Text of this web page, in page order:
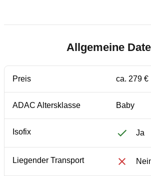
Allgemeine
Preis ca. 279 €
ADAC Altersklasse Baby
Isofix Ja
Liegender Transport